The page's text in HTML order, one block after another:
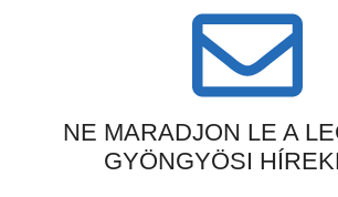
NE MARADJON LE A
GYÖNGYÖSI